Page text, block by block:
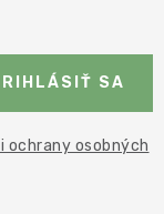
ochrany osobných
SA